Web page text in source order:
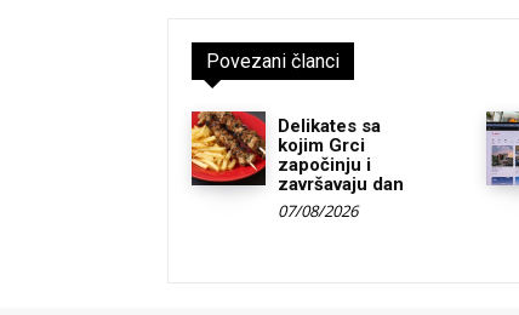
Povezani članci
Delikates sa
kojim Grci
započinju i
završavaju dan
07/08/2026